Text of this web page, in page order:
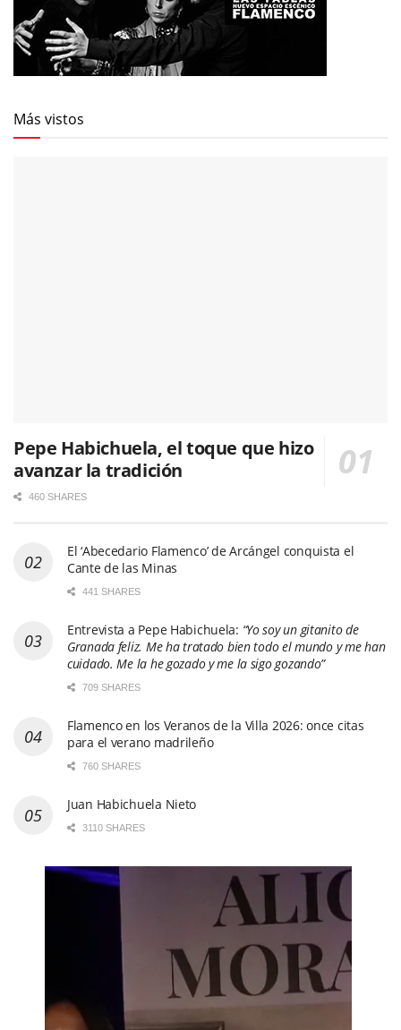
Más vistos
Pepe Habichuela, el toque que hizo
avanzar la tradición
460 SHARES
El ‘Abecedario Flamenco’ de Arcángel conquista el
Cante de las Minas
441 SHARES
Entrevista a Pepe Habichuela: “Yo soy un gitanito de
Granada feliz. Me ha tratado bien todo el mundo y me han
cuidado. Me la he gozado y me la sigo gozando”
709 SHARES
Flamenco en los Veranos de la Villa 2026: once citas
para el verano madrileño
760 SHARES
Juan Habichuela Nieto
3110 SHARES